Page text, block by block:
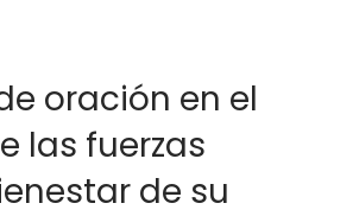
oración en el
las fuerzas
de su